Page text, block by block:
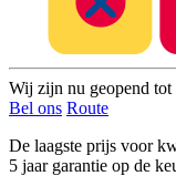
Wij zijn nu geopend tot
Bel ons Route
De laagste prijs voor
5 jaar garantie op de